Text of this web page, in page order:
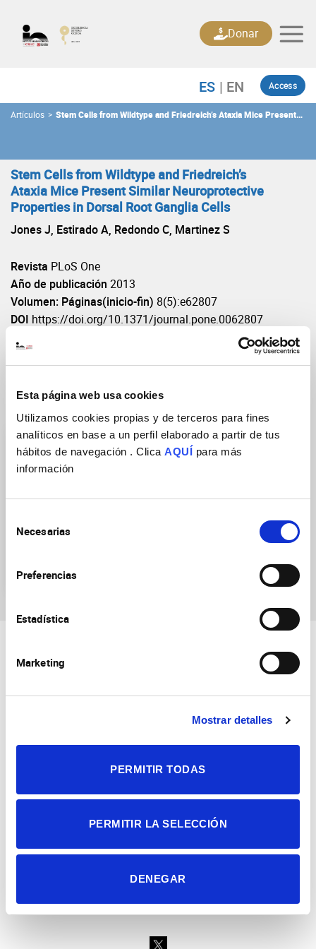
Esta página web usa cookies
Utilizamos cookies propias y de terceros para fines
analíticos en base a un perfil elaborado a partir de tus
hábitos de navegación . Clica AQUÍ para más
información
Necesarias
Preferencias
Estadística
Marketing
Mostrar detalles
PERMITIR TODAS
PERMITIR LA SELECCIÓN
DENEGAR
content
Access
Donar
Artículos > Stem Cells from Wildtype and Friedreich’s Ataxia Mice Present
Stem Cells from Wildtype and Friedreich’s
Ataxia Mice Present Similar Neuroprotective
Properties in Dorsal Root Ganglia Cells
Jones J, Estirado A, Redondo C, Martinez S
Revista PLoS One
Año de publicación 2013
Volumen: Páginas(inicio-fin) 8(5):e62807
DOI https://doi.org/10.1371/journal.pone.0062807
Grupos de Investigación
Neurobiología de las
enfermedades mentales,
neurooncológicas
Campus de San Juan | Sant Joan d’Alacant
Alicante | España
Tel. + 34 965 23 37 00